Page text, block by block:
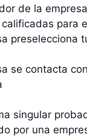
de la
para
preselecciona
se contacta
singular
por una